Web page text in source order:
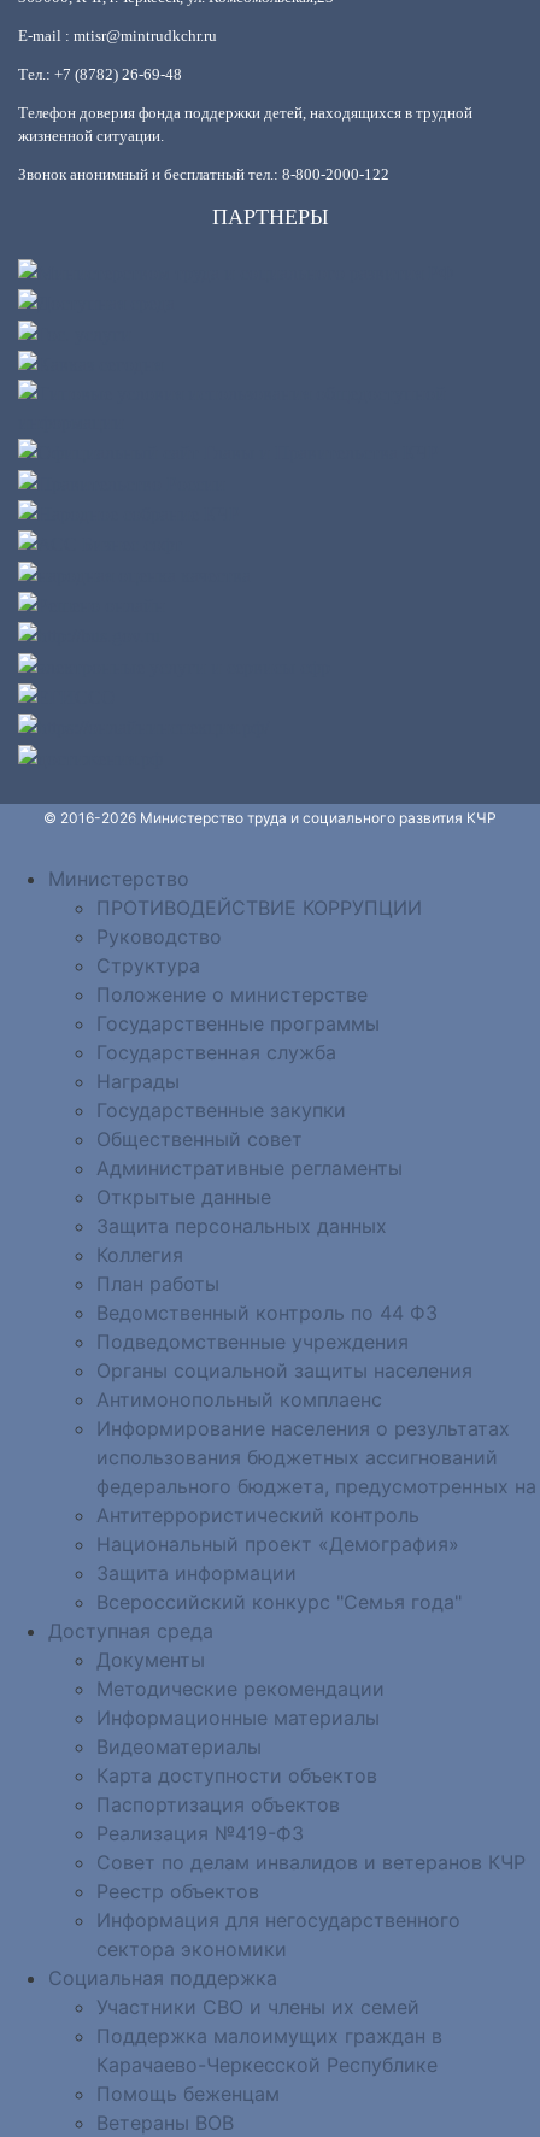
E-mail : mtisr@mintrudkchr.ru
Тел.: +7 (8782) 26-69-48
Телефон доверия фонда поддержки детей, находящихся в трудной
жизненной ситуации.
Звонок анонимный и бесплатный тел.: 8-800-2000-122
ПАРТНЕРЫ
© 2016-2026 Министерство труда и социального развития КЧР
Министерство
ПРОТИВОДЕЙСТВИЕ КОРРУПЦИИ
Руководство
Структура
Положение о министерстве
Государственные программы
Государственная служба
Награды
Государственные закупки
Общественный совет
Административные регламенты
Открытые данные
Защита персональных данных
Коллегия
План работы
Ведомственный контроль по 44 ФЗ
Подведомственные учреждения
Органы социальной защиты населения
Антимонопольный комплаенс
Информирование населения о результатах
использования бюджетных ассигнований
федерального бюджета, предусмотренных на
Антитеррористический контроль
Национальный проект «Демография»
Защита информации
Всероссийский конкурс "Семья года"
Доступная среда
Документы
Методические рекомендации
Информационные материалы
Видеоматериалы
Карта доступности объектов
Паспортизация объектов
Реализация №419-ФЗ
Совет по делам инвалидов и ветеранов КЧР
Реестр объектов
Информация для негосударственного
сектора экономики
Социальная поддержка
Участники СВО и члены их семей
Поддержка малоимущих граждан в
Карачаево-Черкесской Республике
Помощь беженцам
Ветераны ВОВ